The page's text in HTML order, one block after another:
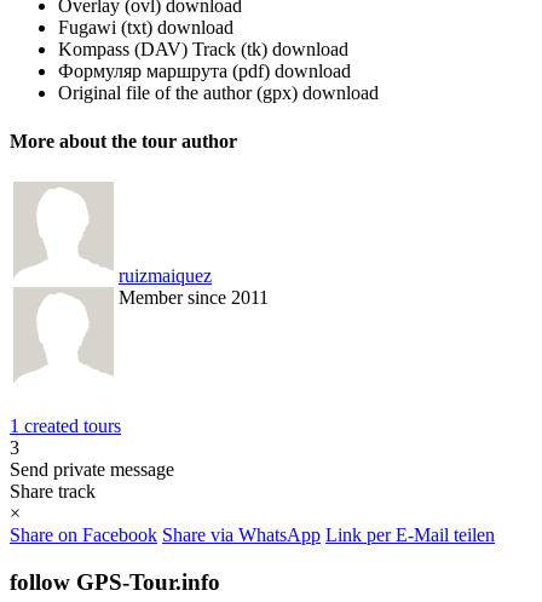
Overlay (ovl) download
Fugawi (txt) download
Kompass (DAV) Track (tk) download
Формуляр маршрута (pdf) download
Original file of the author (gpx) download
More about the tour author
ruizmaiquez
Member since 2011
1 created tours
3
Send private message
Share track
×
Share on Facebook Share via WhatsApp Link per E-Mail teilen
follow GPS-Tour.info